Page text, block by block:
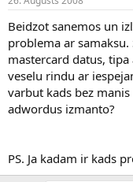
n
a
u
z
s
ā
c
ē
a
u
m
s
Beidzot sanemos un
problema ar
mastercard datus,
veselu rindu ar
varbut kads bez
adwordus izmanto?
PS. Ja kadam ir kads